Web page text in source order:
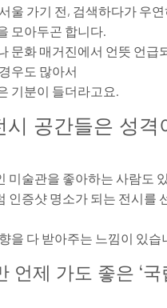
울 가기 전, 검색하다가 우
모아두곤 합니다.
문화 매거진에서 언뜻 언급
우도 많아서
기분이 들더라고요.
시 공간들은 성격
미술관을 좋아하는 사람도
인증샷 명소가 되는 전시를
을 다 받아주는 느낌이 있습
언제 가도 좋은 ‘국